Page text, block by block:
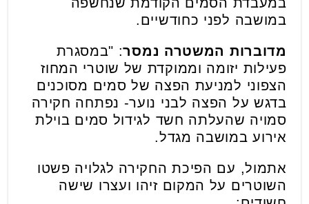
במושבה לפני כחודשיים.
מדוברות המשטרה נמסר: "במסגרת
פעילות יזומה וממוקדת של שוטרי המחוז
הצפוני למניעת הפצה של סמים מסוכנים
בדגש על הפצה לבני נוער- נפתחה חקירה
סמויה שהעלתה חשד לגידול סמים בוילת
אירוע במושבה מגדל.
אתמול, עם הפיכת החקירה לגלויה פשטו
השוטרים על המקום זיהו ועצרו שישה